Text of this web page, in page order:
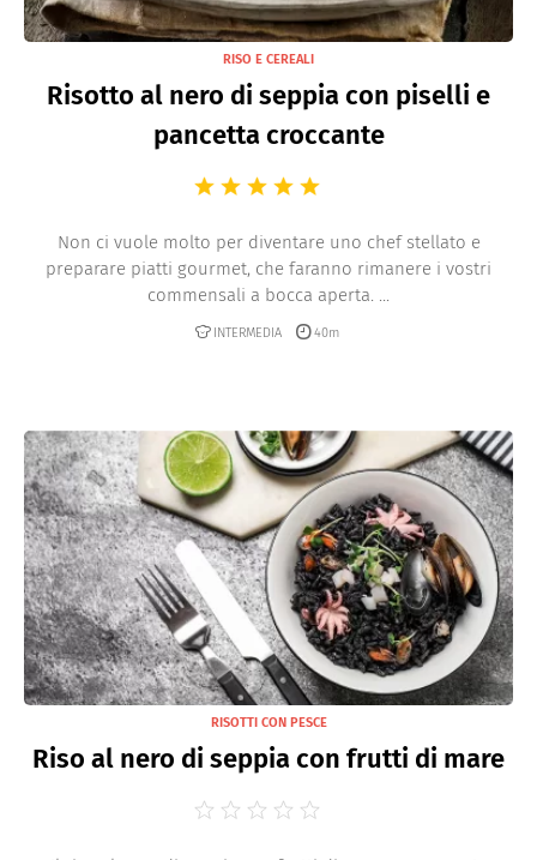
RISO E CEREALI
Risotto al nero di seppia con piselli e
pancetta croccante
Non ci vuole molto per diventare uno chef stellato e
preparare piatti gourmet, che faranno rimanere i vostri
commensali a bocca aperta. ...
INTERMEDIA 40m
RISOTTI CON PESCE
Riso al nero di seppia con frutti di mare